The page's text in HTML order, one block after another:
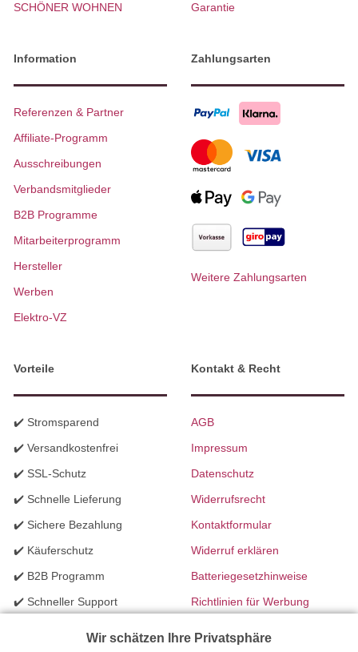
SCHÖNER WOHNEN
Garantie
Information
Referenzen & Partner
Affiliate-Programm
Ausschreibungen
Verbandsmitglieder
B2B Programme
Mitarbeiterprogramm
Hersteller
Werben
Elektro-VZ
Zahlungsarten
Weitere Zahlungsarten
Vorteile
✔️ Stromsparend
✔️ Versandkostenfrei
✔️ SSL-Schutz
✔️ Schnelle Lieferung
✔️ Sichere Bezahlung
✔️ Käuferschutz
✔️ B2B Programm
✔️ Schneller Support
Kontakt & Recht
AGB
Impressum
Datenschutz
Widerrufsrecht
Kontaktformular
Widerruf erklären
Batteriegesetzhinweise
Richtlinien für Werbung
Wir schätzen Ihre Privatsphäre